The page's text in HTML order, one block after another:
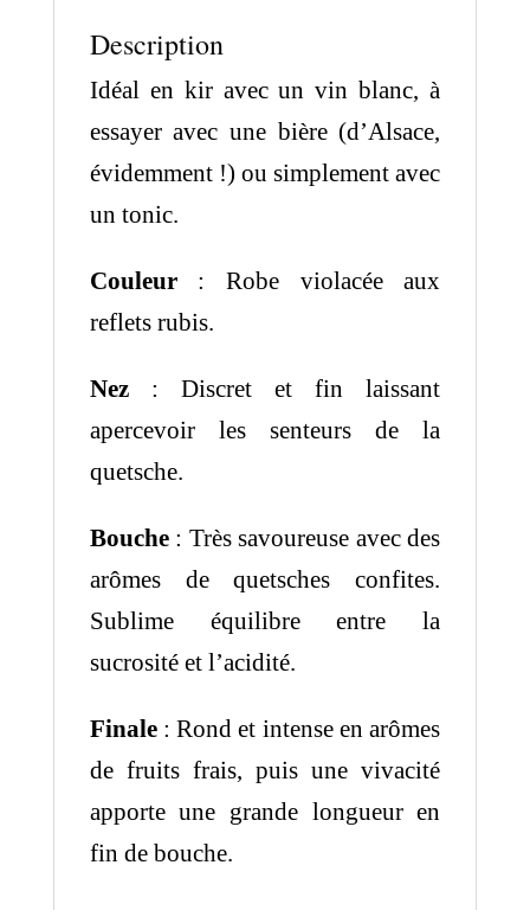
Description
Idéal en kir avec un vin blanc, à
essayer avec une bière (d’Alsace,
évidemment !) ou simplement avec
un tonic.
Couleur: Robe violacée aux
reflets rubis.
Nez: Discret et fin laissant
apercevoir les senteurs de la
quetsche.
Bouche: Très savoureuse avec des
arômes de quetsches confites.
Sublime équilibre entre la
sucrosité et l’acidité.
Finale: Rond et intense en arômes
de fruits frais, puis une vivacité
apporte une grande longueur en
fin de bouche.